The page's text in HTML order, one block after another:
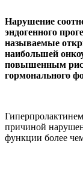
Нарушение
эндогенного
называемые
наибольшей
повышенным
гормонального
причиной
функции более